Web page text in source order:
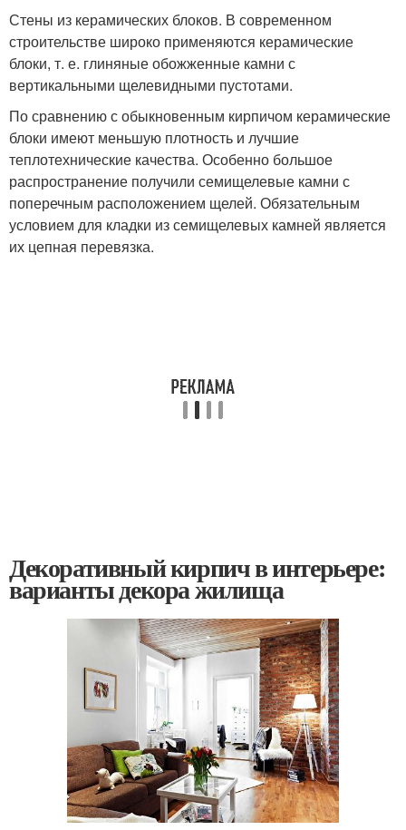
Стены из керамических блоков. В современном
строительстве широко применяются керамические
блоки, т. е. глиняные обожженные камни с
вертикальными щелевидными пустотами.
По сравнению с обыкновенным кирпичом керамические
блоки имеют меньшую плотность и лучшие
теплотехнические качества. Особенно большое
распространение получили семищелевые камни с
поперечным расположением щелей. Обязательным
условием для кладки из семищелевых камней является
их цепная перевязка.
Декоративный кирпич в интерьере:
варианты декора жилища